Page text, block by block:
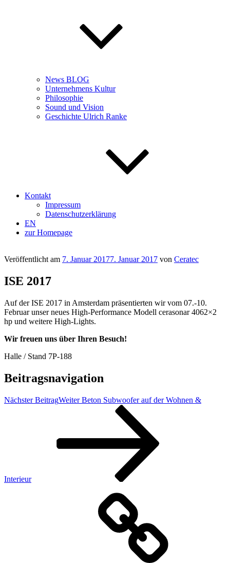
News BLOG
Unternehmens Kultur
Philosophie
Sound und Vision
Geschichte Ulrich Ranke
Kontakt
Impressum
Datenschutzerklärung
EN
zur Homepage
Veröffentlicht am 7. Januar 20177. Januar 2017 von Ceratec
ISE 2017
Auf der ISE 2017 in Amsterdam präsentierten wir vom 07.-10.
Februar unser neues High-Performance Modell cerasonar 4062×2
hp und weitere High-Lights.
Wir freuen uns über Ihren Besuch!
Halle / Stand 7P-188
Beitragsnavigation
Nächster BeitragWeiter Beton Subwoofer auf der Wohnen &
Interieur